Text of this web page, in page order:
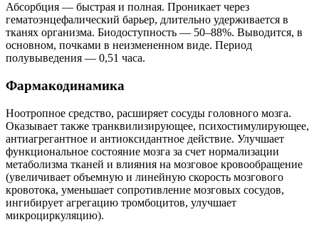
Абсорбция — быстрая и полная. Проникает через
гематоэнцефалический барьер, длительно удерживается в
тканях организма. Биодоступность — 50–88%. Выводится, в
основном, почками в неизмененном виде. Период
полувыведения — 0,51 часа.
Фармакодинамика
Ноотропное средство, расширяет сосуды головного мозга.
Оказывает также транквилизирующее, психостимулирующее,
антиагрегантное и антиоксидантное действие. Улучшает
функциональное состояние мозга за счет нормализации
метаболизма тканей и влияния на мозговое кровообращение
(увеличивает объемную и линейную скорость мозгового
кровотока, уменьшает сопротивление мозговых сосудов,
ингибирует агрегацию тромбоцитов, улучшает
микроциркуляцию).